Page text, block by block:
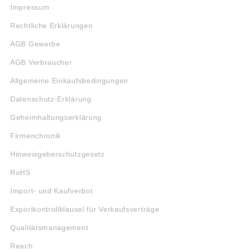
Impressum
Rechtliche Erklärungen
AGB Gewerbe
AGB Verbraucher
Allgemeine Einkaufsbedingungen
Datenschutz-Erklärung
Geheimhaltungserklärung
Firmenchronik
Hinweisgeberschutzgesetz
RoHS
Import- und Kaufverbot
Exportkontrollklausel für Verkaufsverträge
Qualitätsmanagement
Reach